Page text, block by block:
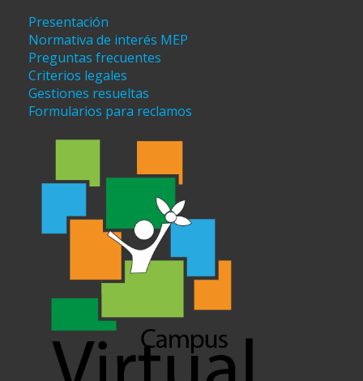
Presentación
Normativa de interés MEP
Preguntas frecuentes
Criterios legales
Gestiones resueltas
Formularios para reclamos